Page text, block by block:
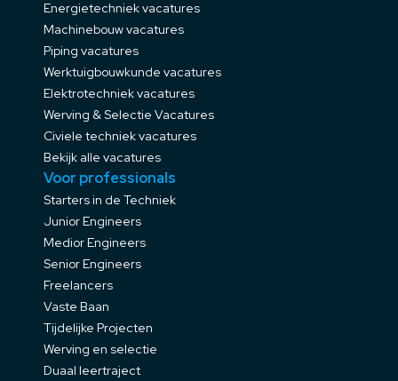
Energietechniek vacatures
Machinebouw vacatures
Piping vacatures
Werktuigbouwkunde vacatures
Elektrotechniek vacatures
Werving & Selectie Vacatures
Civiele techniek vacatures
Bekijk alle vacatures
Voor professionals
Starters in de Techniek
Junior Engineers
Medior Engineers
Senior Engineers
Freelancers
Vaste Baan
Tijdelijke Projecten
Werving en selectie
Duaal leertraject